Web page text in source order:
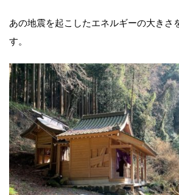
あの地震を起こしたエネルギーの大きさ
す。